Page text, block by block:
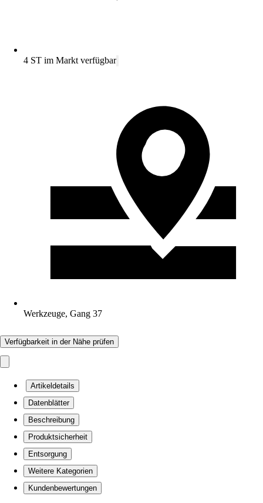
4 ST im Markt verfügbar
Werkzeuge, Gang 37
Verfügbarkeit in der Nähe prüfen
Artikeldetails
Datenblätter
Beschreibung
Produktsicherheit
Entsorgung
Weitere Kategorien
Kundenbewertungen